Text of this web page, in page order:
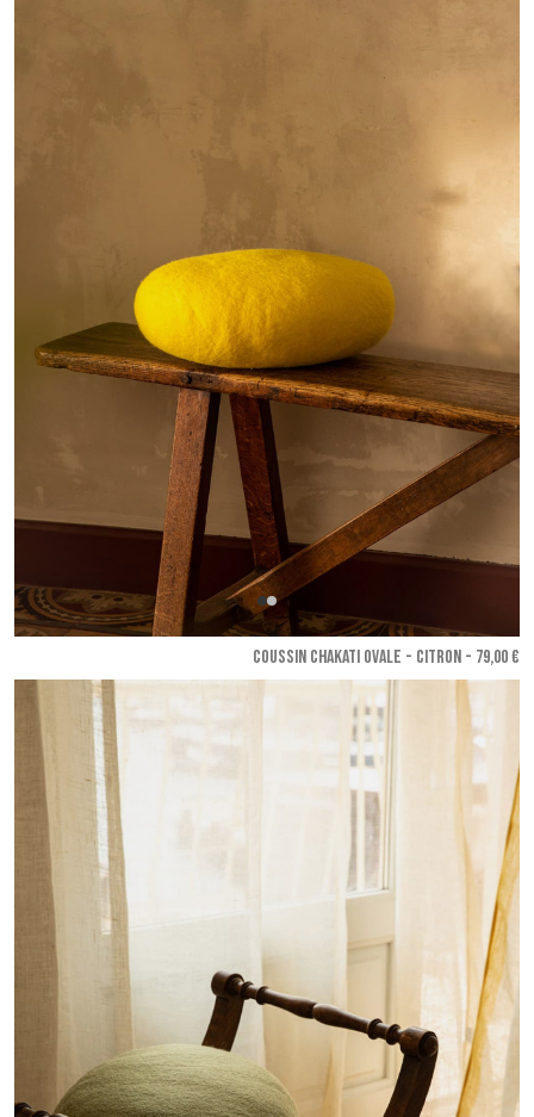
COUSSIN CHAKATI OVALE - Citron - 79,00 €